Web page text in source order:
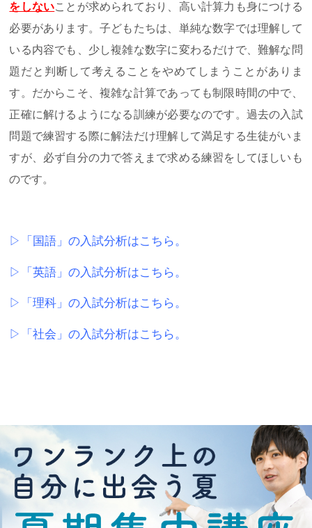
をしないことが求められており、高い計算力も身につける
必要があります。子どもたちは、単純な数字では理解して
いる内容でも、少し複雑な数字に変わるだけで、難解な問
題だと判断して考えることをやめてしまうことがありま
す。だからこそ、複雑な計算であっても制限時間の中で、
正確に解けるようになる訓練が必要なのです。過去の入試
問題で練習する際に解法だけ理解して満足する生徒がいま
すが、必ず自分の力で答えまで求める練習をしてほしいも
のです。
▷「国語」の入試分析はこちら。
▷「英語」の入試分析はこちら。
▷「理科」の入試分析はこちら。
▷「社会」の入試分析はこちら。